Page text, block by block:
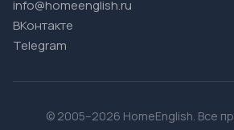
info@homeenglish.ru
ВКонтакте
Telegram
© 2005–2026 HomeEnglish. Все